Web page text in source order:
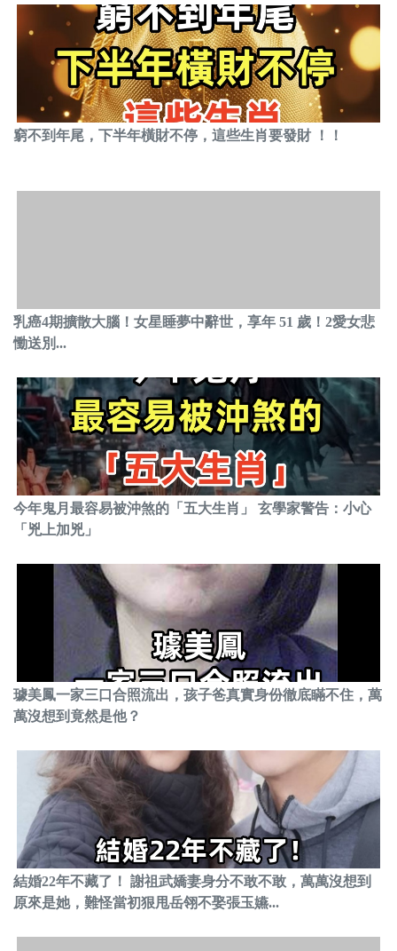
窮不到年尾，下半年橫財不停，這些生肖要發財 ！！
乳癌4期擴散大腦！女星睡夢中辭世，享年 51 歲！2愛女悲
慟送別...
今年鬼月最容易被沖煞的「五大生肖」 玄學家警告：小心
「兇上加兇」
璩美鳳一家三口合照流出，孩子爸真實身份徹底瞞不住，萬
萬沒想到竟然是他？
結婚22年不藏了！ 謝祖武嬌妻身分不敢不敢，萬萬沒想到
原來是她，難怪當初狠甩岳翎不娶張玉嬿...